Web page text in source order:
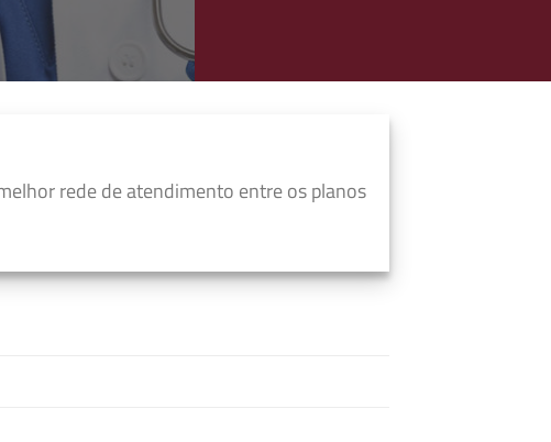
rede de atendimento entre os planos